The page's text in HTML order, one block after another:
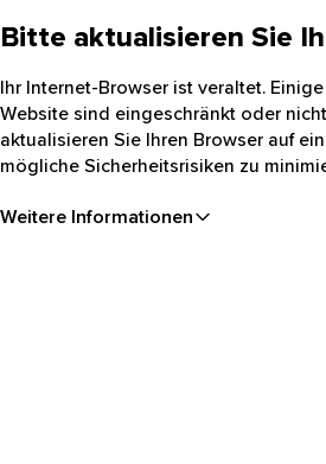
Bitte aktualisieren Sie
Ihr Internet-Browser ist veraltet.
Website sind eingeschränkt oder
aktualisieren Sie Ihren Browser auf
mögliche Sicherheitsrisiken zu
Weitere Informationen